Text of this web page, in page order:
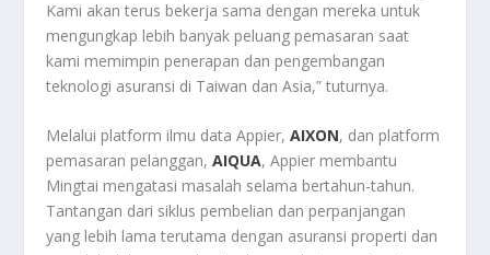
Kami akan terus bekerja sama dengan mereka untuk
mengungkap lebih banyak peluang pemasaran saat
kami memimpin penerapan dan pengembangan
teknologi asuransi di Taiwan dan Asia,” tuturnya.
Melalui platform ilmu data Appier,AIXON, dan platform
pemasaran pelanggan,AIQUA, Appier membantu
Mingtai mengatasi masalah selama bertahun-tahun.
Tantangan dari siklus pembelian dan perpanjangan
yang lebih lama terutama dengan asuransi properti dan